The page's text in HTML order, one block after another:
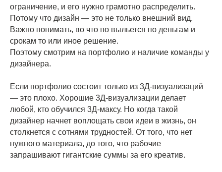
ограничение, и его нужно грамотно распределить.
Потому что дизайн — это не только внешний вид.
Важно понимать, во что по выльется по деньгам и
срокам то или иное решение.
Поэтому смотрим на портфолио и наличие команды у
дизайнера.
Если портфолио состоит только из 3Д-визуализаций
— это плохо. Хорошие 3Д-визуализации делает
любой, кто обучился 3Д-максу. Но когда такой
дизайнер начнет воплощать свои идеи в жизнь, он
столкнется с сотнями трудностей. От того, что нет
нужного материала, до того, что рабочие
запрашивают гигантские суммы за его креатив.